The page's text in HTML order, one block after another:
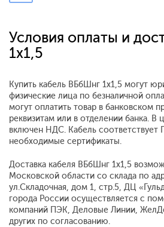
Условия оплаты и
1x1,5
Купить кабель ВБбШнг 1x1,5 могут
физические лица по безналичной
могут оплатить товар в банковском
реквизитам или в отделении банка.
включен НДС. Кабель соответствует
необходимые сертификаты.
Доставка кабеля ВБбШнг 1x1,5
Московской области со склада по
ул.Складочная, дом 1, стр.5, ДЦ
города России осуществляется с
компаний ПЭК, Деловые Линии,
других по согласованию.